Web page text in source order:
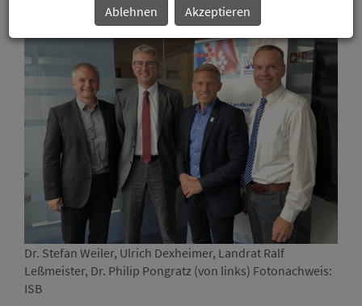
Dr. Stefan Weiler, Ulrich Dexheimer, Landrat Ralf
Leßmeister, Dr. Philip Pongratz (von links) Fotonachweis:
ISB
Ablehnen
Akzeptieren